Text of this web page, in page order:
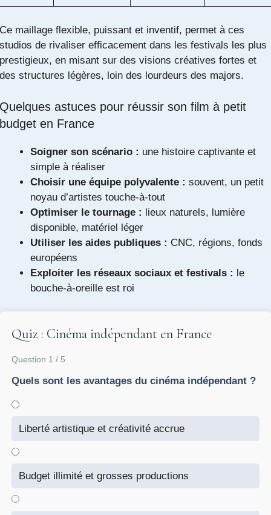
Ce maillage flexible, puissant et inventif, permet à ces
studios de rivaliser efficacement dans les festivals les plus
prestigieux, en misant sur des visions créatives fortes et
des structures légères, loin des lourdeurs des majors.
Quelques astuces pour réussir son film à petit
budget en France
Soigner son scénario : une histoire captivante et
simple à réaliser
Choisir une équipe polyvalente : souvent, un petit
noyau d’artistes touche-à-tout
Optimiser le tournage : lieux naturels, lumière
disponible, matériel léger
Utiliser les aides publiques : CNC, régions, fonds
européens
Exploiter les réseaux sociaux et festivals : le
bouche-à-oreille est roi
Quiz : Cinéma indépendant en France
Question 1 / 5
Quels sont les avantages du cinéma indépendant ?
Liberté artistique et créativité accrue
Budget illimité et grosses productions